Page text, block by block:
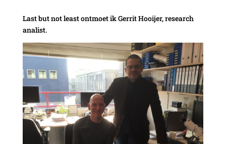
Last but not least ontmoet ik Gerrit Hooijer, research
analist.